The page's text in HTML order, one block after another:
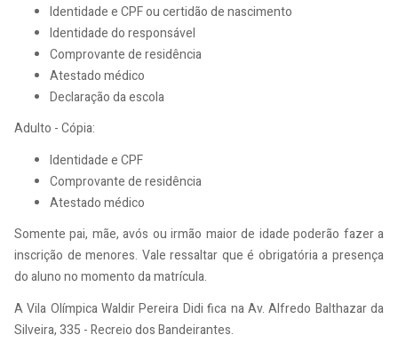
Identidade e CPF ou certidão de nascimento
Identidade do responsável
Comprovante de residência
Atestado médico
Declaração da escola
Adulto - Cópia:
Identidade e CPF
Comprovante de residência
Atestado médico
Somente pai, mãe, avós ou irmão maior de idade poderão fazer a
inscrição de menores. Vale ressaltar que é obrigatória a presença
do aluno no momento da matrícula.
A Vila Olímpica Waldir Pereira Didi fica na Av. Alfredo Balthazar da
Silveira, 335 - Recreio dos Bandeirantes.